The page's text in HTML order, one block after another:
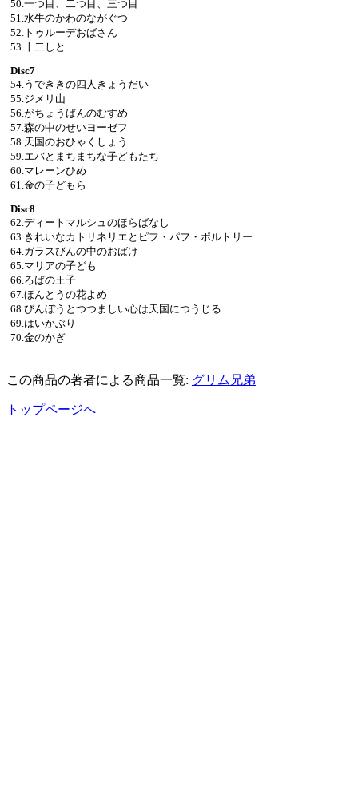
50.一つ目、二つ目、三つ目
51.水牛のかわのながぐつ
52.トゥルーデおばさん
53.十二しと
Disc7
54.うでききの四人きょうだい
55.ジメリ山
56.がちょうばんのむすめ
57.森の中のせいヨーゼフ
58.天国のおひゃくしょう
59.エバとまちまちな子どもたち
60.マレーンひめ
61.金の子どもら
Disc8
62.ディートマルシュのほらばなし
63.きれいなカトリネリエとピフ・パフ・ポルトリー
64.ガラスびんの中のおばけ
65.マリアの子ども
66.ろばの王子
67.ほんとうの花よめ
68.びんぼうとつつましい心は天国につうじる
69.はいかぶり
70.金のかぎ
この商品の著者による商品一覧: グリム兄弟
トップページへ